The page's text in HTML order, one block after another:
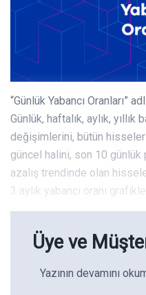
“Günlük Yabancı Oranları”
Günlük, haftalık, aylık,
değişimlerini, bütün
güncel halini, son 10 günlük
azalış trendinde olan
3 aylık yabancı oranı
Üye ve
Yazının devamını